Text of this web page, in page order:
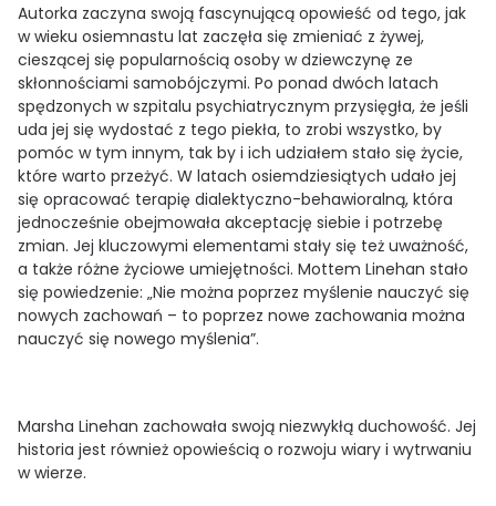
Autorka zaczyna swoją fascynującą opowieść od tego, jak
w wieku osiemnastu lat zaczęła się zmieniać z żywej,
cieszącej się popularnością osoby w dziewczynę ze
skłonnościami samobójczymi. Po ponad dwóch latach
spędzonych w szpitalu psychiatrycznym przysięgła, że jeśli
uda jej się wydostać z tego piekła, to zrobi wszystko, by
pomóc w tym innym, tak by i ich udziałem stało się życie,
które warto przeżyć. W latach osiemdziesiątych udało jej
się opracować terapię dialektyczno-behawioralną, która
jednocześnie obejmowała akceptację siebie i potrzebę
zmian. Jej kluczowymi elementami stały się też uważność,
a także różne życiowe umiejętności. Mottem Linehan stało
się powiedzenie: „Nie można poprzez myślenie nauczyć się
nowych zachowań – to poprzez nowe zachowania można
nauczyć się nowego myślenia”.
Marsha Linehan zachowała swoją niezwykłą duchowość. Jej
historia jest również opowieścią o rozwoju wiary i wytrwaniu
w wierze.